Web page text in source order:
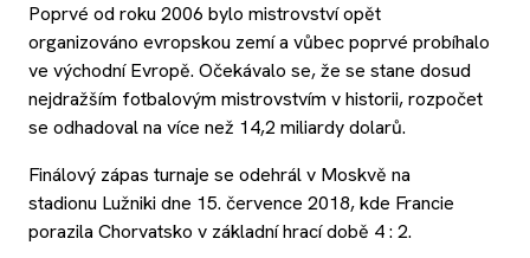
PORADNA
Poprvé od roku 2006 bylo mistrovství opět
organizováno evropskou zemí a vůbec poprvé probíhalo
ve východní Evropě. Očekávalo se, že se stane dosud
nejdražším fotbalovým mistrovstvím v historii, rozpočet
se odhadoval na více než 14,2 miliardy dolarů.
Finálový zápas turnaje se odehrál v Moskvě na
stadionu Lužniki dne 15. července 2018, kde Francie
porazila Chorvatsko v základní hrací době 4 : 2.